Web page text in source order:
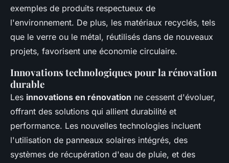
exemples de produits respectueux de
l'environnement. De plus, les matériaux recyclés, tels
que le verre ou le métal, réutilisés dans de nouveaux
projets, favorisent une économie circulaire.
Innovations technologiques pour la rénovation
durable
Les innovations en rénovation ne cessent d'évoluer,
offrant des solutions qui allient durabilité et
performance. Les nouvelles technologies incluent
l'utilisation de panneaux solaires intégrés, des
systèmes de récupération d'eau de pluie, et des